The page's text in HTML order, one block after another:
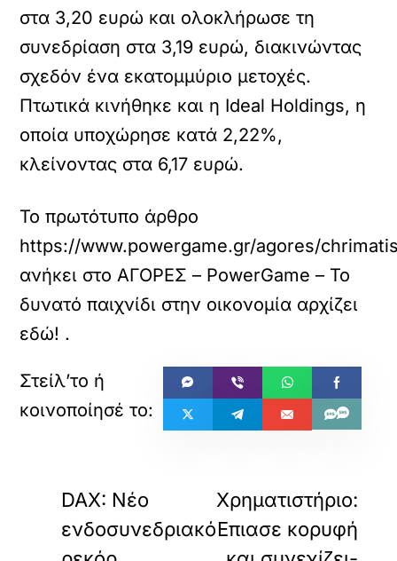
στα 3,20 ευρώ και ολοκλήρωσε τη
συνεδρίαση στα 3,19 ευρώ, διακινώντας
σχεδόν ένα εκατομμύριο μετοχές.
Πτωτικά κινήθηκε και η Ideal Holdings, η
οποία υποχώρησε κατά 2,22%,
κλείνοντας στα 6,17 ευρώ.
Το πρωτότυπο άρθρο
https://www.powergame.gr/agores/
ανήκει στοΑΓΟΡΕΣ – PowerGame – Το
δυνατό παιχνίδι στην οικονομία αρχίζει
εδώ! .
DAX: Νέο
ενδοσυνεδριακό
Χρηματιστήριο:
Επιασε κορυφή